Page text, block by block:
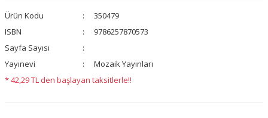
Ürün Kodu
350479
ISBN
9786257870573
Sayfa Sayısı
Yayınevi
Mozaik Yayınları
* 42,29 TL den başlayan taksitlerle!!